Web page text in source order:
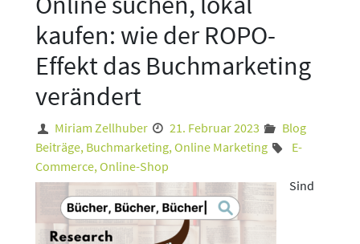
kaufen: wie der ROPO-
Effekt das Buchmarketing
verändert
Miriam Zellhuber 21. Februar 2023
Blog
Beiträge, Buchmarketing,Online Marketing
E-
Commerce,Online-Shop
Sind